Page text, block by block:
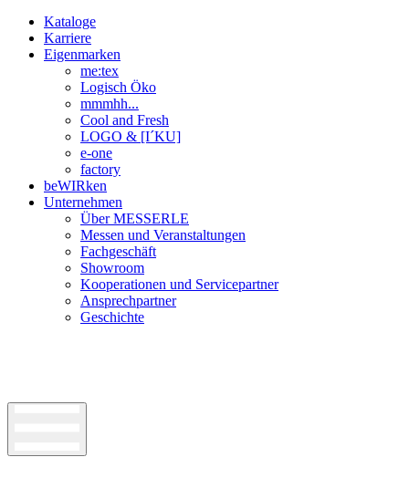
Kataloge
Karriere
Eigenmarken
me:tex
Logisch Öko
mmmhh...
Cool and Fresh
LOGO & [I´KU]
e-one
factory
beWIRken
Unternehmen
Über MESSERLE
Messen und Veranstaltungen
Fachgeschäft
Showroom
Kooperationen und Servicepartner
Ansprechpartner
Geschichte